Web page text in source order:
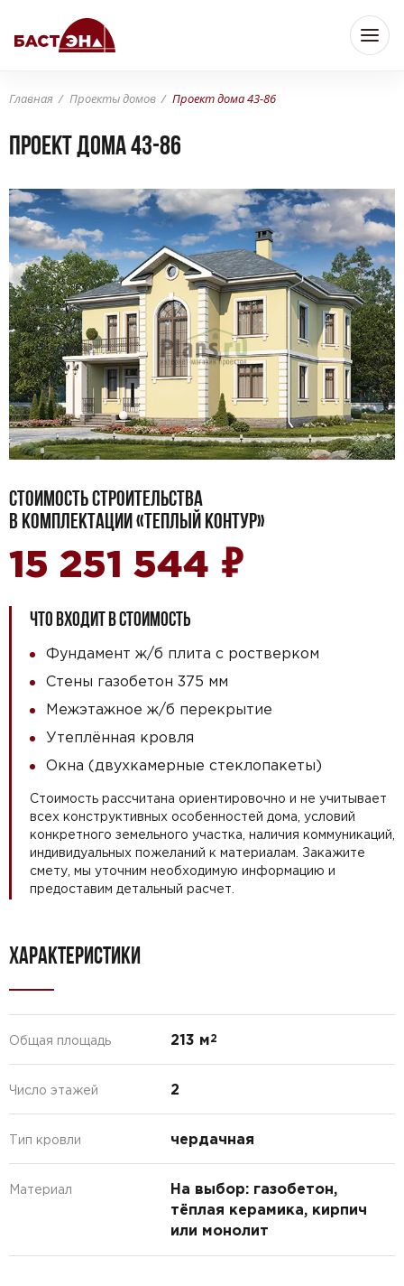
Главная Проекты домов Проект дома 43-86
Проект дома 43-86
СТОИМОСТЬ СТРОИТЕЛЬСТВА
В КОМПЛЕКТАЦИИ «ТЕПЛЫЙ КОНТУР»
15 251 544 ₽
ЧТО ВХОДИТ В СТОИМОСТЬ
Фундамент ж/б плита с ростверком
Стены газобетон 375 мм
Межэтажное ж/б перекрытие
Утеплённая кровля
Окна (двухкамерные стеклопакеты)
Стоимость рассчитана ориентировочно и не учитывает
всех конструктивных особенностей дома, условий
конкретного земельного участка, наличия коммуникаций,
индивидуальных пожеланий к материалам. Закажите
смету, мы уточним необходимую информацию и
предоставим детальный расчет.
ХАРАКТЕРИСТИКИ
Общая площадь 213 м2
Число этажей 2
Тип кровли чердачная
Материал
На выбор: газобетон,
тёплая керамика, кирпич
или монолит